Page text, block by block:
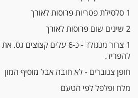
1 סלסילת פטריות פרוסות לאורך
2 שינים שום פרוסות לאורך
1 צרור מנגולד - כ-6 עלים
להפריד.
חופן צנוברים - לא חובה אבל מוסיף המון
מלח ופלפל לפי הטעם